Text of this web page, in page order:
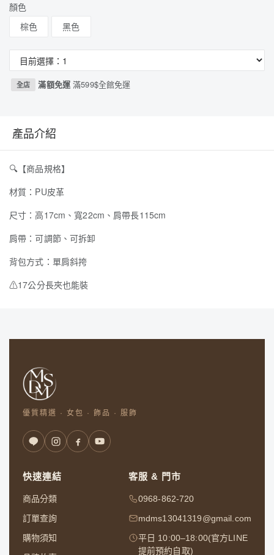
顏色
棕色
黑色
全店 滿額免運滿599$全館免運
產品介紹
🔍 【商品規格】
材質：PU皮革
尺寸：高17cm、寬22cm、肩帶長115cm
肩帶：可調節、可拆卸
背包方式：單肩斜挎
⚠17公分長夾也能裝
優質精選 · 女包 · 飾品 · 服飾
快速連結
商品分類
訂單查詢
購物須知
客服 & 門市
0968-862-720
mdms13041319@gmail.com
平日 10:00–18:00(官方LINE
提前預約自取)